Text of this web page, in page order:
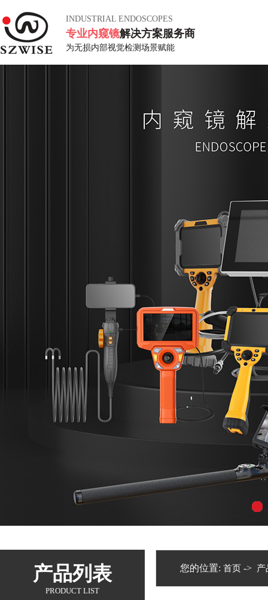
INDUSTRIAL ENDOSCOPES
专业内窥镜解决方案服务商
为无损内部视觉检测场景赋能
产品列表
PRODUCT LIST
您的位置: 首页 -> 产